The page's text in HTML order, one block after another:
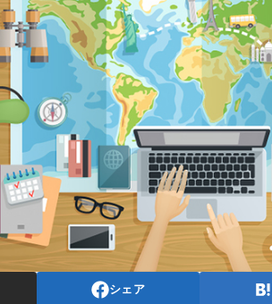
シェア